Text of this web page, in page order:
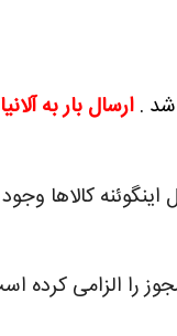
. ارسال بار به آلانیا
کالاها وجود
را الزامی کرده